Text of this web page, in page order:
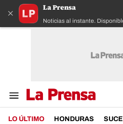
×
La Prensa
Noticias al instante.
LO ÚLTIMO HONDURAS